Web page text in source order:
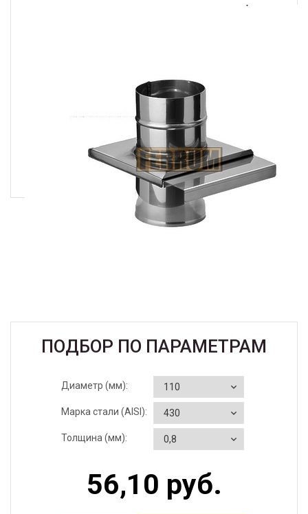
ПОДБОР ПО ПАРАМЕТРАМ
Диаметр (мм):
Марка стали (AISI):
Толщина (мм):
56,10 руб.